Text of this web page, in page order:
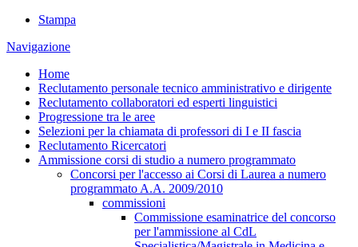
Stampa
Navigazione
Home
Reclutamento personale tecnico amministrativo e dirigente
Reclutamento collaboratori ed esperti linguistici
Progressione tra le aree
Selezioni per la chiamata di professori di I e II fascia
Reclutamento Ricercatori
Ammissione corsi di studio a numero programmato
Concorsi per l'accesso ai Corsi di Laurea a numero
programmato A.A. 2009/2010
commissioni
Commissione esaminatrice del concorso
per l'ammissione al CdL